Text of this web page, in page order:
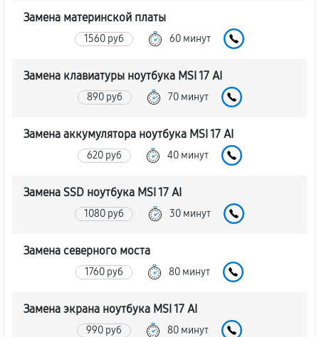
Замена материнской платы
1560 руб 60 минут
Замена клавиатуры ноутбука MSI 17 AI
890 руб 70 минут
Замена аккумулятора ноутбука MSI 17 AI
620 руб 40 минут
Замена SSD ноутбука MSI 17 AI
1080 руб 30 минут
Замена северного моста
1760 руб 80 минут
Замена экрана ноутбука MSI 17 AI
990 руб 80 минут